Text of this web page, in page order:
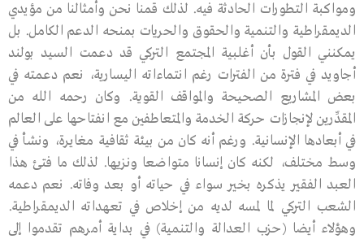
ومواكبة التطورات الحادثة فيه. لذلك قمنا نحن وأمثالنا من مؤيدي
الديمقراطية والتنمية والحقوق والحريات بمنحه الدعم الكامل. بل
يمكنني القول بأن أغلبية المجتمع التركي قد دعمت السيد بولند
أجاويد في فترة من الفترات رغم انتماءاته اليسارية، نعم دعمته في
بعض المشاريع الصحيحة والمواقف القوية. وكان رحمه الله من
المقدِّرين لإنجازات حركة الخدمة والمتعاطفين مع انفتاحها على العالم
في أبعادها الإنسانية. ورغم أنه كان من بيئة ثقافية مغايرة، ونشأ في
وسط مختلف، لكنه كان إنسانا متواضعا ونزيها. لذلك ما فتئ هذا
العبد الفقير يذكره بخير سواء في حياته أو بعد وفاته. نعم دعمه
الشعب التركي لما لمسه لديه من إخلاص في تعهداته الديمقراطية.
وهؤلاء أيضا (حزب العدالة والتنمية) في بداية أمرهم تقدموا إلى